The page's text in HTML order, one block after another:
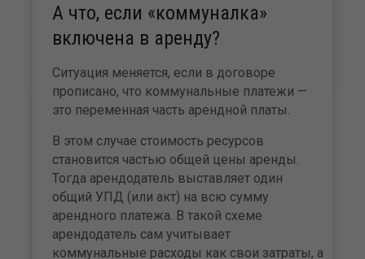
А что, если «коммуналка»
включена в аренду?
Ситуация меняется, если в договоре
прописано, что коммунальные платежи —
это переменная часть арендной платы.
В этом случае стоимость ресурсов
становится частью общей цены аренды.
Тогда арендодатель выставляет один
общий УПД (или акт) на всю сумму
арендного платежа. В такой схеме
арендодатель сам учитывает
коммунальные расходы как свои затраты, а